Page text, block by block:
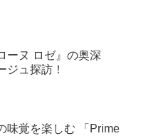
ーヌ ロゼ』の奥深
ジュ探訪！
味覚を楽しむ 「Prime